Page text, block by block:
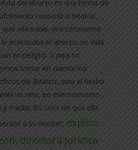
del aborto es una forma de
causado a Beatriz,
ella sabía, era consciente
practicaba el aborto, su vida
en peligro. Y aquí no
tomar en cuenta los
de Beatriz, sino el hecho
un niño, en ese momento
y medio. En caso de que ella
a su madre”, explicó
directora jurídica